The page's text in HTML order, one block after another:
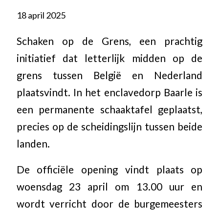
18 april 2025
Schaken op de Grens, een prachtig
initiatief dat letterlijk midden op de
grens tussen België en Nederland
plaatsvindt. In het enclavedorp Baarle is
een permanente schaaktafel geplaatst,
precies op de scheidingslijn tussen beide
landen.
De officiële opening vindt plaats op
woensdag 23 april om 13.00 uur en
wordt verricht door de burgemeesters